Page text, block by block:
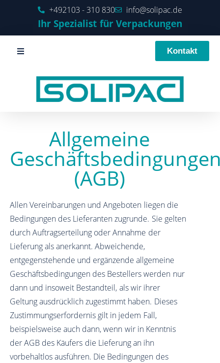
+492103 - 310 830 info@solipac.de
Ihr Spezialist für Verpackungen
Kontakt
Allgemeine
(AGB)
Allen Vereinbarungen und Angeboten liegen die
Bedingungen des Lieferanten zugrunde. Sie gelten
durch Auftragserteilung oder Annahme der
Lieferung als anerkannt. Abweichende,
entgegenstehende und ergänzende allgemeine
Geschäftsbedingungen des Bestellers werden nur
dann und insoweit Bestandteil, als wir ihrer
Geltung ausdrücklich zugestimmt haben. Dieses
Zustimmungserfordernis gilt in jedem Fall,
beispielsweise auch dann, wenn wir in Kenntnis
der AGB des Käufers die Lieferung an ihn
vorbehaltlos ausführen. Die Bedingungen des